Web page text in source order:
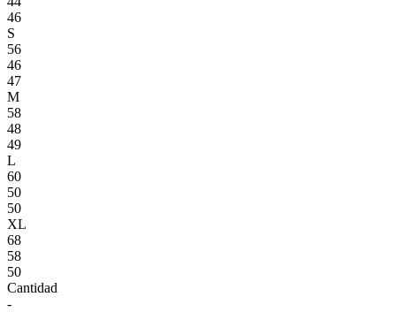
46
S
56
46
47
M
58
48
49
L
60
50
50
XL
68
58
50
Cantidad
-